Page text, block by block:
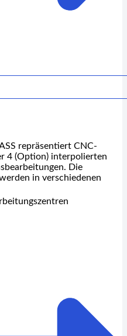
repräsentiert CNC-
4 (Option) interpolierten
Die
in verschiedenen